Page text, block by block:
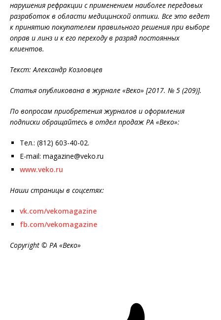
нарушения рефракции с применением наиболее передовых
разработок в области медицинской оптики. Все это ведет
к принятию покупателем правильного решения при выборе
оправ и линз и к его переходу в разряд постоянных
клиентов.
Текст: Александр Козловцев
Статья опубликована в журнале «Веко» [2017. № 5 (209)].
По вопросам приобретения журналов и оформления
подписки обращайтесь в отдел продаж РА «Веко»:
Тел.: (812) 603-40-02.
E-mail: magazine@veko.ru
www.veko.ru
Наши страницы в соцсетях:
vk.com/vekomagazine
fb.com/vekomagazine
Copyright © РА «Веко»